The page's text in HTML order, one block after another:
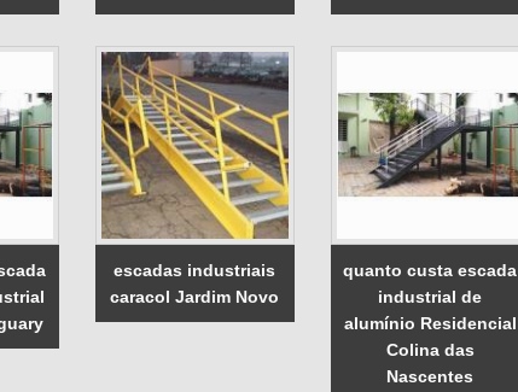
escadas industriais
caracol Jardim Novo
quanto custa escada
industrial de
alumínio Residencial
Colina das
Nascentes